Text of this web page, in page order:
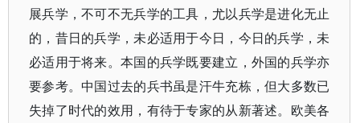
展兵学，不可不无兵学的工具，尤以兵学是进化无止
的，昔日的兵学，未必适用于今日，今日的兵学，未
必适用于将来。本国的兵学既要建立，外国的兵学亦
要参考。中国过去的兵书虽是汗牛充栋，但大多数已
失掉了时代的效用，有待于专家的从新著述。欧美各